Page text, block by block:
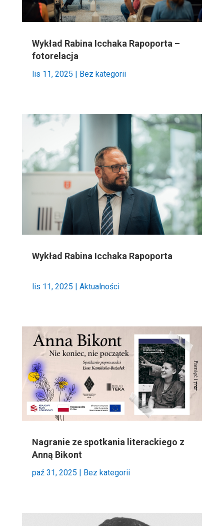
Wykład Rabina Icchaka Rapoporta –
fotorelacja
lis 11, 2025 Bez kategorii
Wykład Rabina Icchaka Rapoporta
lis 11, 2025 | Aktualności
Nagranie ze spotkania literackiego z
Anną Bikont
paź 31, 2025 Bez kategorii